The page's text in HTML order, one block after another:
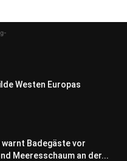
Westen Europas
Badegäste vor
Meeresschaum an der...